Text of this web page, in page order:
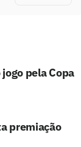
pela Copa
premiação